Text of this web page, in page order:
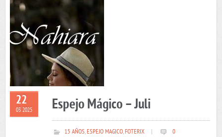
22
03 2025 Espejo Mágico – Juli
15 AÑOS,ESPEJO MAGICO,FOTERIX 0